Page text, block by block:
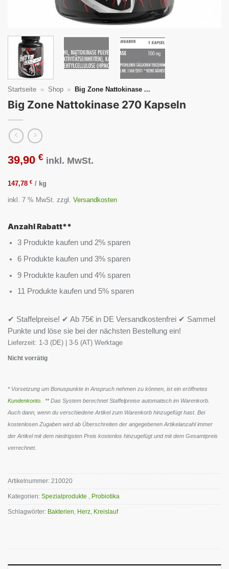
Startseite » Shop » Big Zone Nattokinase ...
Big Zone Nattokinase 270 Kapseln
39,90 € inkl. MwSt.
147,78 € / kg
inkl. 7 % MwSt. zzgl. Versandkosten
Anzahl Rabatt**
3 Produkte kaufen und 2% sparen
6 Produkte kaufen und 3% sparen
9 Produkte kaufen und 4% sparen
11 Produkte kaufen und 5% sparen
✔ Staffelpreise! ✔ Ab 75€ in DE Versandkostenfrei ✔ Sammel
Punkte und löse sie bei der nächsten Bestellung ein!
Lieferzeit: 1-3 (DE) | 3-5 (AT) Werktage
Nicht vorrätig
* Vorsetzung um Bonuspunkte in Anspruch nehmen zu können, ist ein eröffnetes
Kundenkonto . ** Das System berechnet Staffelpreise automatisch im Warenkorb.
Auch dann, wenn du verschiedene Artikel zum Warenkorb hinzugefügt hast. Bei
kostenlosen Zugaben wird ab Überschreiten der angegebenen Artikelanzahl immer
der Artikel mit dem niedrigsten Preis kostenlos hinzugefügt und mit dem Gesamtpreis
verrechnet.
Artikelnummer: 210020
Kategorien: Spezialprodukte , Probiotika
Schlagwörter: Bakterien, Herz, Kreislauf